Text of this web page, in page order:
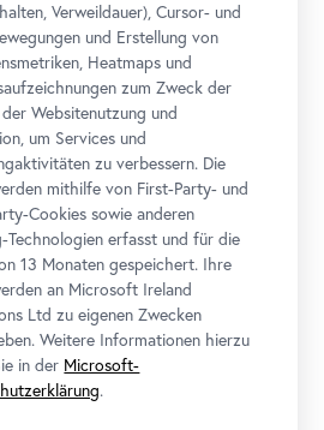
Verweildauer), Cursor- und
und Erstellung von
Heatmaps und
zum Zweck der
Websitenutzung und
um Services und
zu verbessern. Die
mithilfe von First-Party- und
Cookies sowie anderen
Technologien erfasst und für die
13 Monaten gespeichert. Ihre
an Microsoft Ireland
Ltd zu eigenen Zwecken
Weitere Informationen hierzu
in der Microsoft-
.